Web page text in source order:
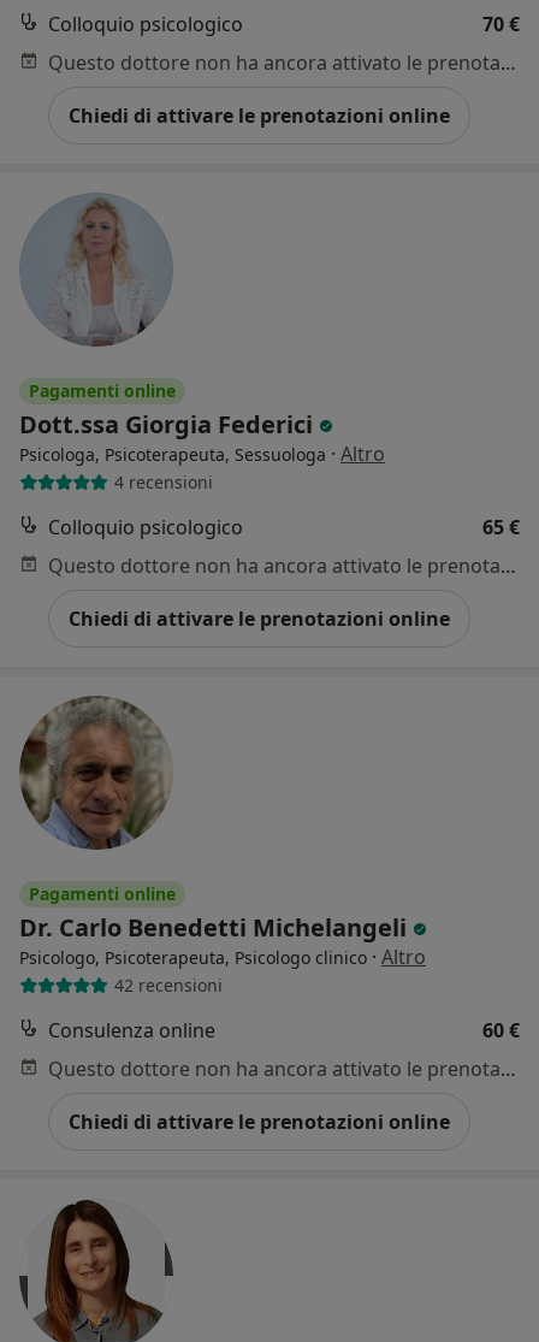
Colloquio psicologico
70 €
Questo dottore non ha ancora attivato le prenotazioni online presso questo indirizzo.
Chiedi di attivare le prenotazioni online
Pagamenti online
Dott.ssa Giorgia Federici
Psicologa, Psicoterapeuta, Sessuologa · Altro
4 recensioni
Colloquio psicologico
65 €
Questo dottore non ha ancora attivato le prenotazioni online presso questo indirizzo.
Chiedi di attivare le prenotazioni online
Pagamenti online
Dr. Carlo Benedetti Michelangeli
Psicologo, Psicoterapeuta, Psicologo clinico · Altro
42 recensioni
Consulenza online
60 €
Questo dottore non ha ancora attivato le prenotazioni online presso questo indirizzo.
Chiedi di attivare le prenotazioni online